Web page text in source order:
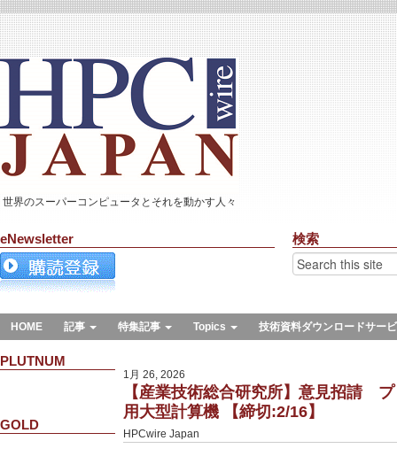
世界のスーパーコンピュータとそれを動かす人々
eNewsletter 検索
HOME 記事 特集記事 Topics 技術資料ダウンロードサー
PLUTNUM
GOLD
1月 26, 2026
【産業技術総合研究所】意見招請
用大型計算機 【締切:2/16】
HPCwire Japan